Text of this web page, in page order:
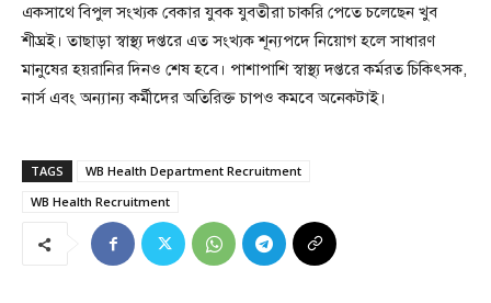
একসাথে বিপুল সংখ্যক বেকার যুবক যুবতীরা চাকরি পেতে চলেছেন খুব
শীঘ্রই। তাছাড়া স্বাস্থ্য দপ্তরে এত সংখ্যক শূন্যপদে নিয়োগ হলে সাধারণ
মানুষের হয়রানির দিনও শেষ হবে। পাশাপাশি স্বাস্থ্য দপ্তরে কর্মরত চিকিৎসক,
নার্স এবং অন্যান্য কর্মীদের অতিরিক্ত চাপও কমবে অনেকটাই।
TAGS
WB Health Department Recruitment
WB Health Recruitment